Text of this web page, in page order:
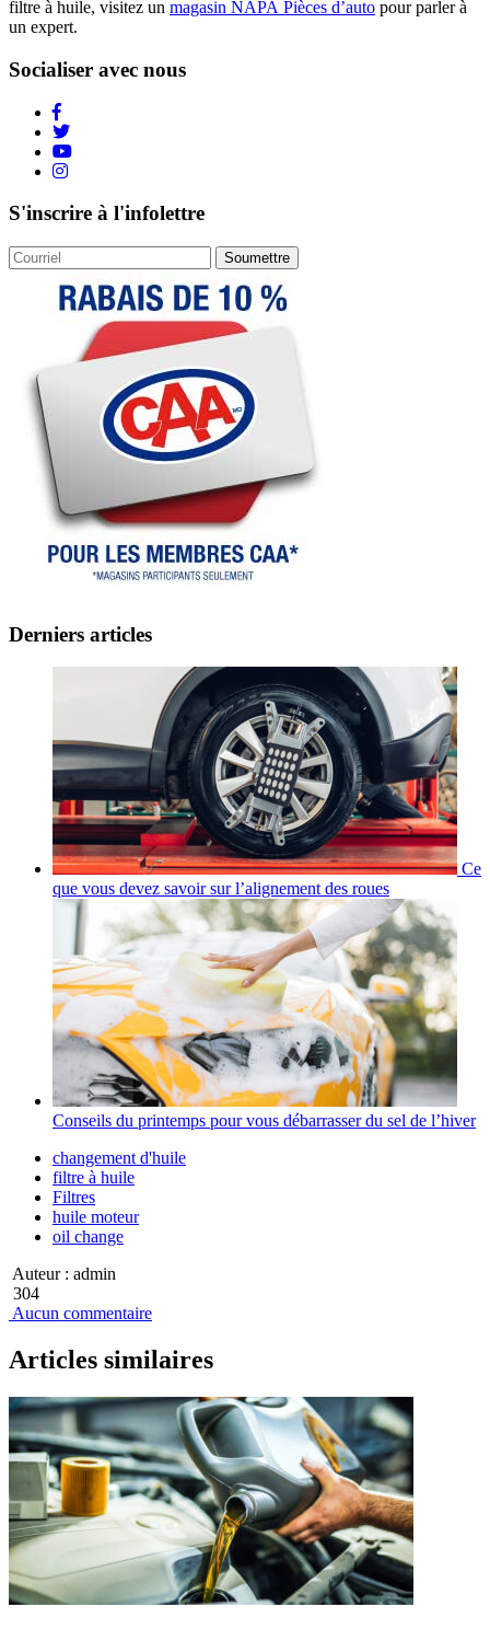
filtre à huile, visitez un magasin NAPA Pièces d’auto pour parler à
un expert.
Socialiser avec nous
S'inscrire à l'infolettre
Soumettre
Derniers articles
Ce
que vous devez savoir sur l’alignement des roues
Conseils du printemps pour vous débarrasser du sel de l’hiver
changement d'huile
filtre à huile
Filtres
huile moteur
oil change
Auteur : admin
304
Aucun commentaire
Articles similaires